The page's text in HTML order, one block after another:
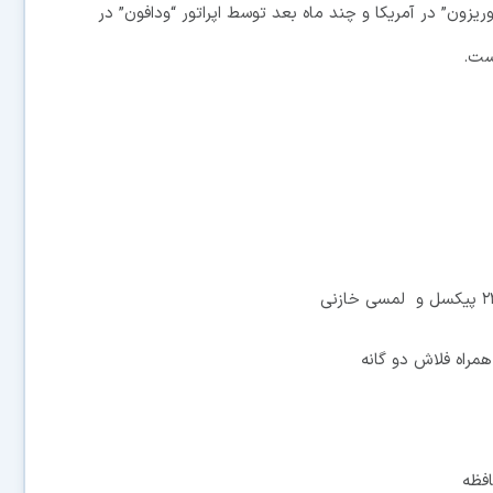
در آمریکا و چند ماه بعد توسط اپراتور “ودافون” در